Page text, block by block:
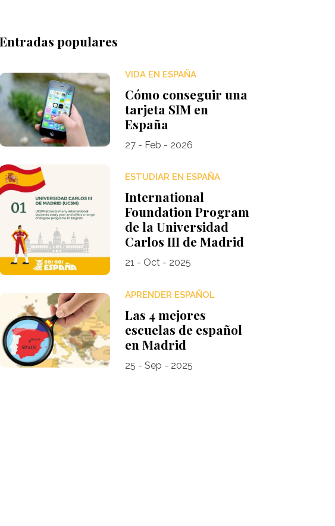
Entradas populares
VIDA EN ESPAÑA
Cómo conseguir una
tarjeta SIM en
España
27 - Feb - 2026
ESTUDIAR EN ESPAÑA
International
Foundation Program
de la Universidad
Carlos III de Madrid
21 - Oct - 2025
APRENDER ESPAÑOL
Las 4 mejores
escuelas de español
en Madrid
25 - Sep - 2025